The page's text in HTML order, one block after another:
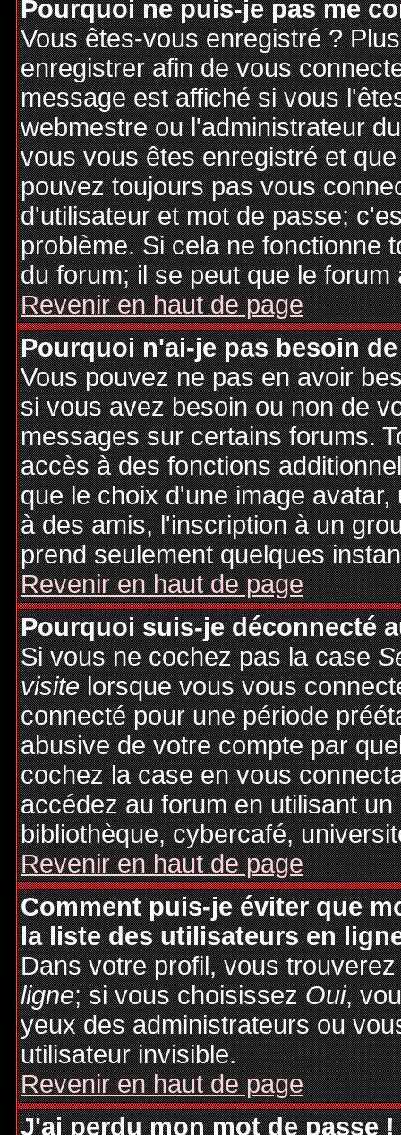
Pourquoi ne puis-je pas me
Vous êtes-vous enregistré ?
enregistrer afin de vous
message est affiché si vous
webmestre ou l'administrateur
vous vous êtes enregistré et
pouvez toujours pas vous
d'utilisateur et mot de passe;
problème. Si cela ne fonctionne
du forum; il se peut que le
Revenir en haut de page
Pourquoi n'ai-je pas besoin
Vous pouvez ne pas en avoir
si vous avez besoin ou non de
messages sur certains forums.
accès à des fonctions
que le choix d'une image
à des amis, l'inscription à un
prend seulement quelques
Revenir en haut de page
Pourquoi suis-je déconnecté
Si vous ne cochez pas la case
visitelorsque vous vous
connecté pour une période
abusive de votre compte par
cochez la case en vous
accédez au forum en utilisant
bibliothèque, cybercafé,
Revenir en haut de page
Comment puis-je éviter que
la liste des utilisateurs en
Dans votre profil, vous
ligne; si vous choisissezOui,
yeux des administrateurs ou
utilisateur invisible.
Revenir en haut de page
J'ai perdu mon mot de passe !